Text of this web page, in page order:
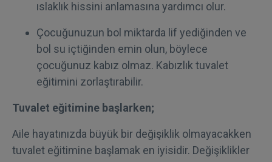
ıslaklık hissini anlamasına yardımcı olur.
Çocuğunuzun bol miktarda lif yediğinden ve
bol su içtiğinden emin olun, böylece
çocuğunuz kabız olmaz. Kabızlık tuvalet
eğitimini zorlaştırabilir.
Tuvalet eğitimine başlarken;
Aile hayatınızda büyük bir değişiklik olmayacakken
tuvalet eğitimine başlamak en iyisidir. Değişiklikler